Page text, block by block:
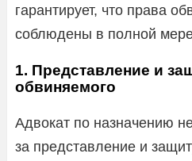
гарантирует, что права
соблюдены в полной
1. Представление и
обвиняемого
Адвокат по назначению
за представление и